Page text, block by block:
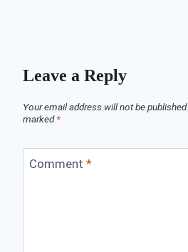
Leave a Reply
Your email address will not be published.
marked*
Comment *